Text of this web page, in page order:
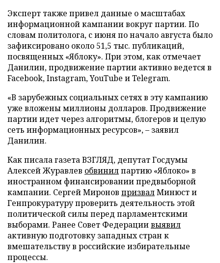
Эксперт также привел данные о масштабах
информационной кампании вокруг партии. По
словам политолога, с июня по начало августа было
зафиксировано около 51,5 тыс. публикаций,
посвященных «Яблоку». При этом, как отмечает
Данилин, продвижение партии активно ведется в
Facebook, Instagram, YouTube и Telegram.
«В зарубежных социальных сетях в эту кампанию
уже вложены миллионы долларов. Продвижение
партии идет через алгоритмы, блогеров и целую
сеть информационных ресурсов», – заявил
Данилин.
Как писала газета ВЗГЛЯД, депутат Госдумы
Алексей Журавлев обвинилпартию «Яблоко» в
иностранном финансировании предвыборной
кампании. Сергей Миронов призвалМинюст и
Генпрокуратуру проверить деятельность этой
политической силы перед парламентскими
выборами. Ранее Совет Федерациивыявил
активную подготовку западных стран к
вмешательству в российские избирательные
процессы.